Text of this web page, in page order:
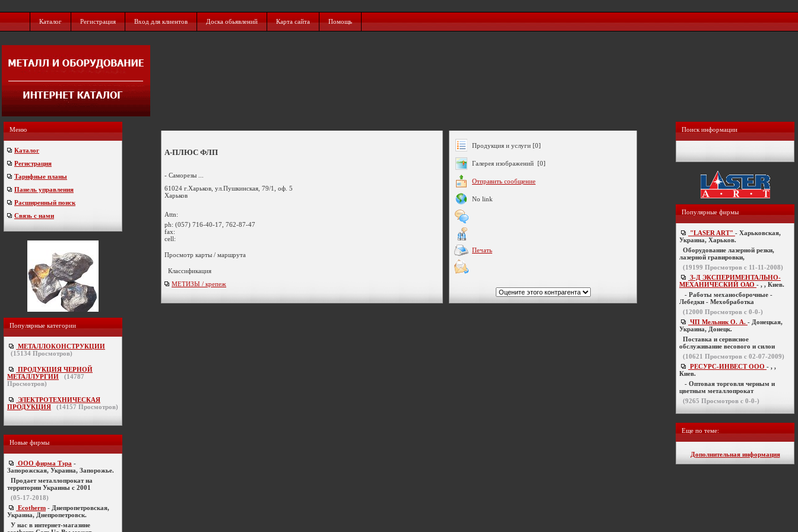
Каталог Регистрация Вход для клиентов Доска обьявлений Карта сайта Помощь
Меню
Каталог
Регистрация
Тарифные планы
Панель управления
Расширенный поиск
Связь с нами
Популярные категории
МЕТАЛЛОКОНСТРУКЦИИ
(15134 Просмотров)
ПРОДУКЦИЯ ЧЕРНОЙ
МЕТАЛЛУРГИИ
(14787
Просмотров)
ЭЛЕКТРОТЕХНИЧЕСКАЯ
ПРОДУКЦИЯ
(14157 Просмотров)
Новые фирмы
ООО фирма Тэра -
Запорожская, Украина, Запорожье.
Продает металлопрокат на
территории Украины с 2001
(05-17-2018)
Ecotherm - Днепропетровская,
Украина, Днепропетровск.
У нас в интернет-магазине
А-ПЛЮС ФЛП
- Саморезы ...
61024 г.Харьков, ул.Пушкинская, 79/1, оф. 5
Харьков
Attn:
ph: (057) 716-40-17, 762-87-47
fax:
cell:
Просмотр карты / маршрута
Классификация
МЕТИЗЫ / крепеж
Продукция и услуги [0]
Галерея изображений [0]
Отправить сообщение
No link
Печать
Поиск информации
Популярные фирмы
"LASER ART" - Харьковская,
Украина, Харьков.
Оборудование лазерной резки,
лазерной гравировки,
(19199 Просмотров с 11-11-2008)
З-Д ЭКСПЕРИМЕНТАЛЬНО-
МЕХАНИЧЕСКИЙ ОАО - , , Киев.
- Работы механосборочные -
Лебедки - Мехобработка
(12000 Просмотров с 0-0-)
ЧП Мельник О. А. - Донецкая,
Украина, Донецк.
Поставка и сервисное
обслуживание весового и силои
(10621 Просмотров с 02-07-2009)
РЕСУРС-ИНВЕСТ ООО - , ,
Киев.
- Оптовая торговля черным и
цветным металлопрокат
(9265 Просмотров с 0-0-)
Еще по теме:
Дополнительная информация